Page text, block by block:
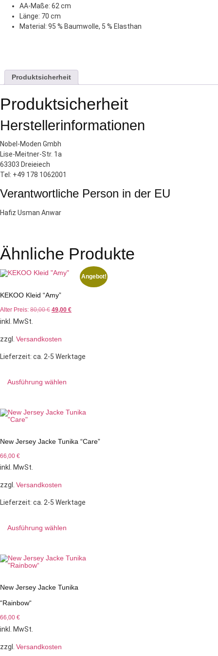
AA-Maße: 62 cm
Länge: 70 cm
Material: 95 % Baumwolle, 5 % Elasthan
Produktsicherheit
Produktsicherheit
Herstellerinformationen
Nobel-Moden Gmbh
Lise-Meitner-Str. 1a
63303 Dreieiech
Tel: +49 178 1062001
Verantwortliche Person in der EU
Hafiz Usman Anwar
Ähnliche Produkte
Angebot!
KEKOO Kleid “Amy”
Alter Preis: 80,00€ 49,00 €
inkl. MwSt.
zzgl. Versandkosten
Lieferzeit: ca. 2-5 Werktage
Ausführung wählen
New Jersey Jacke Tunika “Care”
66,00 €
inkl. MwSt.
zzgl. Versandkosten
Lieferzeit: ca. 2-5 Werktage
Ausführung wählen
New Jersey Jacke Tunika
“Rainbow“
66,00 €
inkl. MwSt.
zzgl. Versandkosten